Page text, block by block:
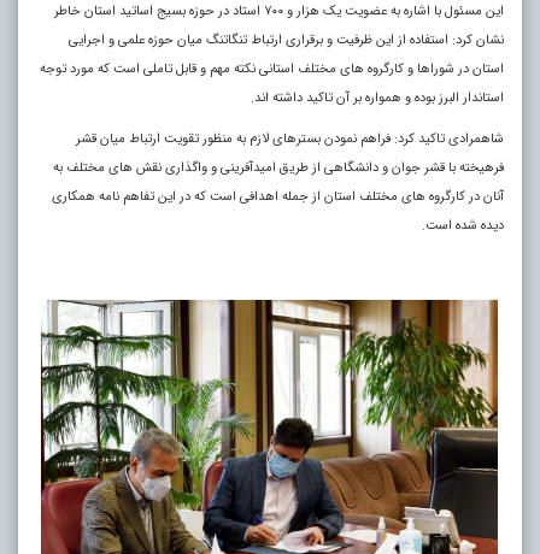
این مسئول با اشاره به عضویت یک هزار و ۷۰۰ استاد در حوزه بسیج اساتید استان خاطر
نشان کرد: استفاده از این ظرفیت و برقراری ارتباط تنگاتنگ میان حوزه علمی و اجرایی
استان در شوراها و کارگروه های مختلف استانی نکته مهم و قابل تاملی است که مورد توجه
استاندار البرز بوده و همواره بر آن تاکید داشته اند.
شاهمرادی تاکید کرد: فراهم نمودن بسترهای لازم به منظور تقویت ارتباط میان قشر
فرهیخته با قشر جوان و دانشگاهی از طریق امیدآفرینی و واگذاری نقش های مختلف به
آنان در کارگروه های مختلف استان از جمله اهدافی است که در این تفاهم نامه همکاری
دیده شده است.